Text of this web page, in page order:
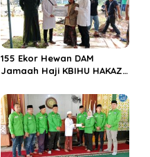
155 Ekor Hewan DAM
Jamaah Haji KBIHU HAKAZA
Miftahul Huda Muara Enim